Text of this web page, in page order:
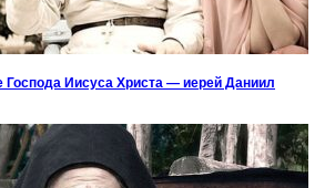
Господа Иисуса Христа — иерей Даниил